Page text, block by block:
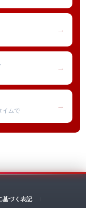
→
→
イムで
→
基づく表記